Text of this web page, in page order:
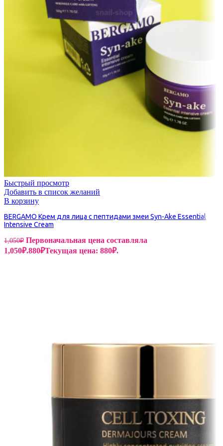
Быстрый просмотр
Добавить в список желаний
В корзину
BERGAMO Крем для лица с пептидами змеи Syn-Ake Essential
Intensive Cream
1,050₽ Первоначальная цена составляла
1,050₽.880₽Текущая цена: 880₽.